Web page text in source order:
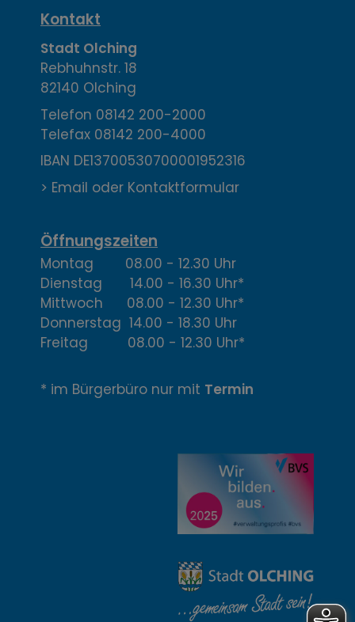
K
o
n
t
a
k
,
Ö
f
f
n
u
Kontakt
Stadt Olching
Rebhuhnstr. 18
82140 Olching
Telefon 08142 200-2000
Telefax 08142 200-4000
IBAN DE13700530700001952316
> Email oder Kontaktformular
Öffnungszeiten
Montag 08.00 - 12.30 Uhr
Dienstag 14.00 - 16.30 Uhr*
Mittwoch 08.00 - 12.30 Uhr*
Donnerstag 14.00 - 18.30 Uhr
Freitag 08.00 - 12.30 Uhr*
* im Bürgerbüro nur mit Termin